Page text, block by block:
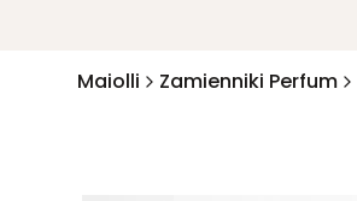
Maiolli Zamienniki Perfum